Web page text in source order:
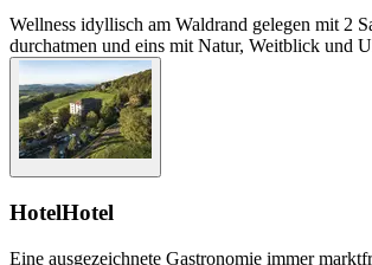
Wellness idyllisch am Waldrand gelegen mit 2
durchatmen und eins mit Natur, Weitblick und
HotelHotel
Eine ausgezeichnete Gastronomie immer